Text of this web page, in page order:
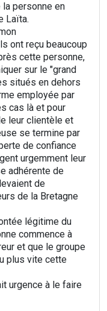
personne en
Laïta.
ont reçu beaucoup
cette personne,
sur le "grand
situés en dehors
employée par
cas là et pour
leur clientèle et
se termine par
de confiance
urgemment leur
adhérente de
de
de la Bretagne
légitime du
commence à
et que le groupe
plus vite cette
urgence à le faire